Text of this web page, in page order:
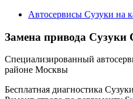
Автосервисы Сузуки на
Замена привода Сузуки
Специализированный
районе Москвы
Бесплатная диагностика Сузуки